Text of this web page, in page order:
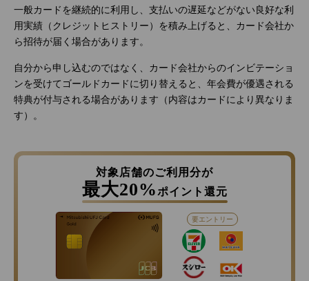
一般カードを継続的に利用し、支払いの遅延などがない良好な利
用実績（クレジットヒストリー）を積み上げると、カード会社か
ら招待が届く場合があります。
自分から申し込むのではなく、カード会社からのインビテーショ
ンを受けてゴールドカードに切り替えると、年会費が優遇される
特典が付与される場合があります（内容はカードにより異なりま
す）。
対象店舗のご利用分が
最大20% ポイント還元
要エントリー